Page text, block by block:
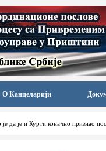
О Канцеларији
да је и Курти коначно признао